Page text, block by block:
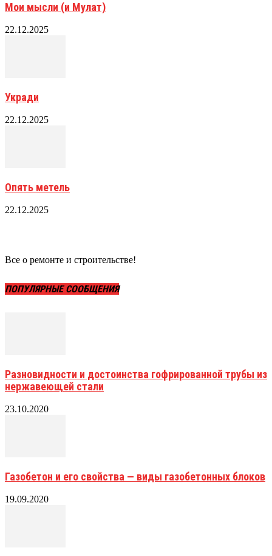
Мои мысли (и Мулат)
22.12.2025
Укради
22.12.2025
Опять метель
22.12.2025
Все о ремонте и строительстве!
ПОПУЛЯРНЫЕ СООБЩЕНИЯ
Разновидности и достоинства гофрированной трубы из
нержавеющей стали
23.10.2020
Газобетон и его свойства — виды газобетонных блоков
19.09.2020